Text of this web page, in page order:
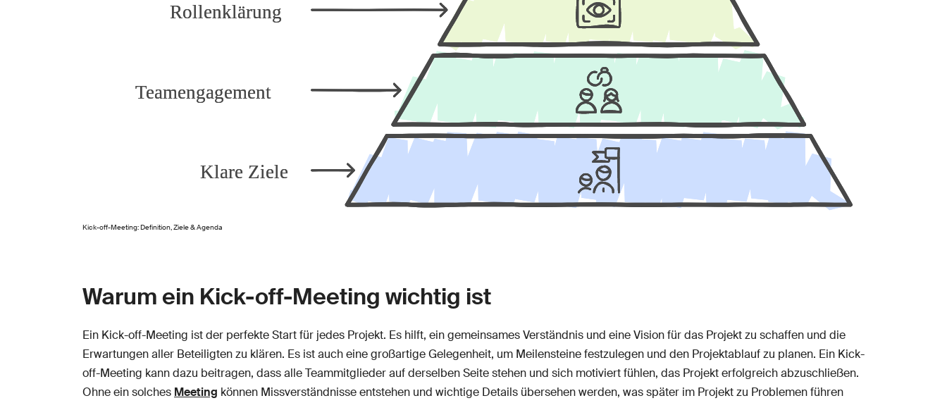
Kick-off-Meeting: Definition, Ziele & Agenda
Warum ein Kick-off-Meeting wichtig ist
Ein Kick-off-Meeting ist der perfekte Start für jedes Projekt. Es hilft, ein gemeinsames Verständnis und eine Vision für das Projekt zu schaffen und die
Erwartungen aller Beteiligten zu klären. Es ist auch eine großartige Gelegenheit, um Meilensteine festzulegen und den Projektablauf zu planen. Ein Kick-
off-Meeting kann dazu beitragen, dass alle Teammitglieder auf derselben Seite stehen und sich motiviert fühlen, das Projekt erfolgreich abzuschließen.
Ohne ein solches Meeting können Missverständnisse entstehen und wichtige Details übersehen werden, was später im Projekt zu Problemen führen